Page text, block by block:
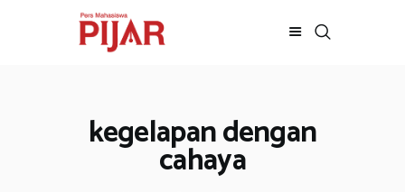
kegelapan dengan
cahaya
BERITA
ADVERTORIAL